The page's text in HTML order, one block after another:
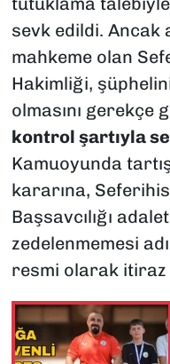
sevk edildi. Ancak
mahkeme olan
Hakimliği,
olmasını gerekçe
kontrol şartıyla
Kamuoyunda
kararına,
Başsavcılığı
zedelenmemesi
resmi olarak itiraz